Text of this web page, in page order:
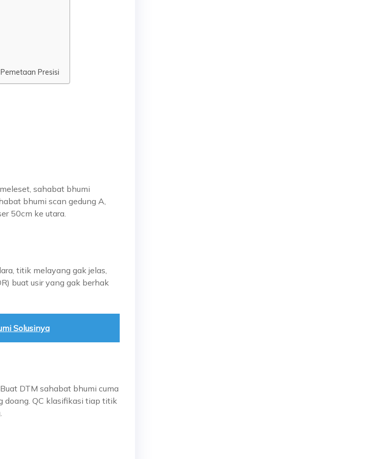
Presisi
sahabat bhumi
bhumi scan gedung A,
50cm ke utara.
titik melayang gak jelas,
buat usir yang gak berhak
Solusinya
DTM sahabat bhumi cuma
doang. QC klasifikasi tiap titik